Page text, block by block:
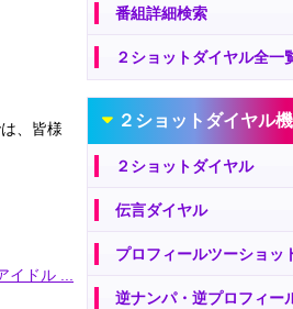
、皆様
イドル ...
番組詳細検索
２ショットダイヤル全一
２ショットダイヤル
２ショットダイヤル
伝言ダイヤル
プロフィールツーショッ
逆ナンパ・逆プロフィー